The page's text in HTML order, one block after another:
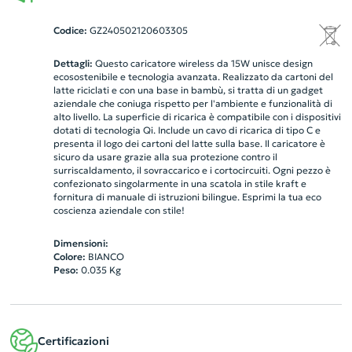
Codice: GZ240502120603305
Dettagli: Questo caricatore wireless da 15W unisce design
ecosostenibile e tecnologia avanzata. Realizzato da cartoni del
latte riciclati e con una base in bambù, si tratta di un gadget
aziendale che coniuga rispetto per l'ambiente e funzionalità di
alto livello. La superficie di ricarica è compatibile con i dispositivi
dotati di tecnologia Qi. Include un cavo di ricarica di tipo C e
presenta il logo dei cartoni del latte sulla base. Il caricatore è
sicuro da usare grazie alla sua protezione contro il
surriscaldamento, il sovraccarico e i cortocircuiti. Ogni pezzo è
confezionato singolarmente in una scatola in stile kraft e
fornitura di manuale di istruzioni bilingue. Esprimi la tua eco
coscienza aziendale con stile!
Dimensioni:
Colore: BIANCO
Peso: 0.035Kg
Certificazioni